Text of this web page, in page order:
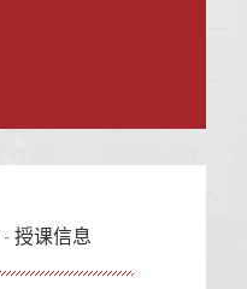
-授课信息